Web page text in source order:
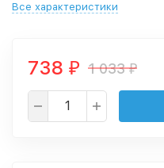
Все характеристики
738 ₽ 1 033₽